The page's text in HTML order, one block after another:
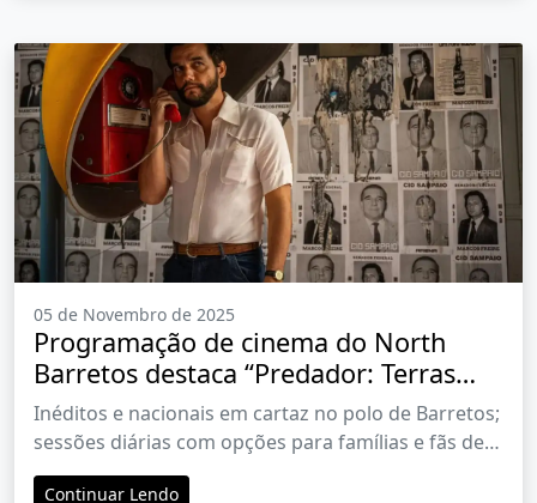
05 de Novembro de 2025
Programação de cinema do North
Barretos destaca “Predador: Terras
Selvagens” e o nacional “O Agente
Secreto”
Inéditos e nacionais em cartaz no polo de Barretos;
sessões diárias com opções para famílias e fãs de
ação
Continuar Lendo